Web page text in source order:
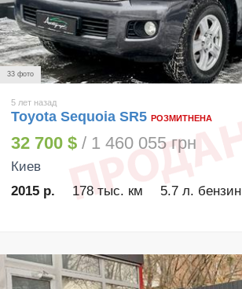
33 фото
5 лет назад
Toyota Sequoia SR5 РОЗМИТНЕНА
32 700 $ / 1 460 055 грн
Киев
2015 р.
178 тыс. км 5.7 л. бензин